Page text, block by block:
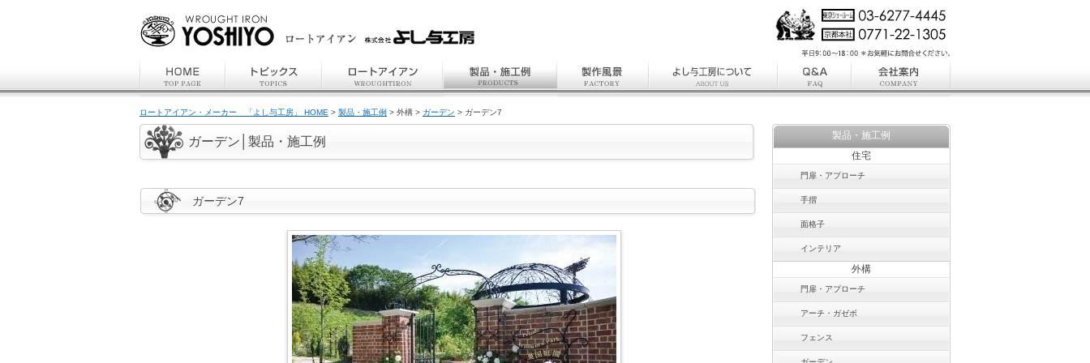
ロートアイアン・メーカー 「よし与工房」 HOME > 製品・施工例 > 外構 > ガーデン > ガーデン7
ガーデン│製品・施工例
ガーデン7
製品・施工例
住宅
門扉・アプローチ
手摺
面格子
インテリア
外構
門扉・アプローチ
アーチ・ガゼボ
フェンス